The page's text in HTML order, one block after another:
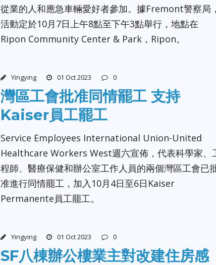
從業的人和應急車輛愛好者參加。據Fremont警察局
活動定於10月7日上午8點至下午3點舉行，地點在
Ripon Community Center & Park，Ripon。
Yingying 01 Oct 2023 0
灣區工會批准同情罷工 支持
Kaiser員工罷工
Service Employees International Union-United
Healthcare Workers West週六宣佈，代表科學家、
程師、醫療保健和辦公室工作人員的兩個灣區工會已
准進行同情罷工，加入10月4日至6日Kaiser
Permanente員工罷工。
Yingying 01 Oct 2023 0
SF八棟辦公樓業主對改建住房感